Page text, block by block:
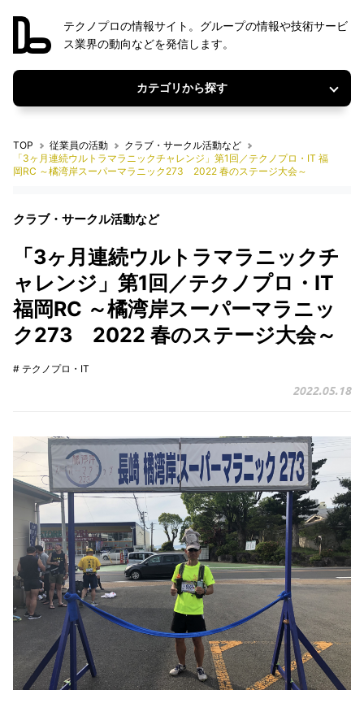
テクノプロの情報サイト。グループの情報や技術サービ
ス業界の動向などを発信します。
カテゴリから探す
TOP 従業員の活動
クラブ・サークル活動など
「3ヶ月連続ウルトラマラニックチャレンジ」第1回／テクノプロ・IT 福
岡RC ～橘湾岸スーパーマラニック273 2022 春のステージ大会～
クラブ・サークル活動など
「3ヶ月連続ウルトラマラニックチ
ャレンジ」第1回／テクノプロ・IT
福岡RC ～橘湾岸スーパーマラニッ
ク273 2022 春のステージ大会～
# テクノプロ・IT
2022.05.18